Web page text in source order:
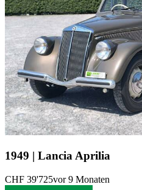
1949 | Lancia Aprilia
CHF 39'725vor 9 Monaten